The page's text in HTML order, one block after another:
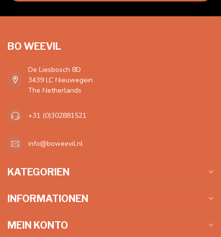
BO WEEVIL
De Liesbosch 8D
3439 LC Nieuwegein
The Netherlands
+31 (0)302881521
info@boweevil.nl
KATEGORIEN
INFORMATIONEN
MEIN KONTO